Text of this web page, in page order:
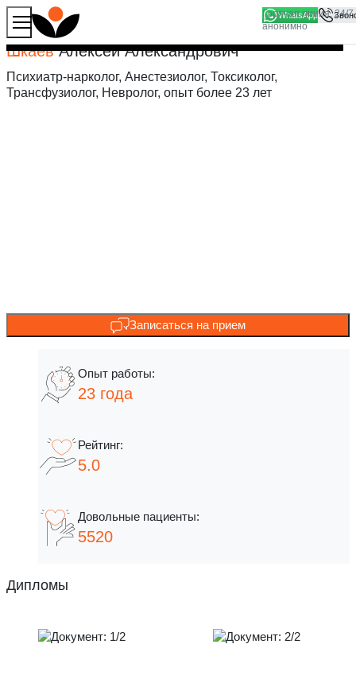
WhatsApp
ШкаевАлексей Александрович
Психиатр-нарколог, Анестезиолог, Токсиколог,
Трансфузиолог, Невролог, опыт более 23 лет
Записаться на прием
23 года
5.0
5520
Продолжая работу с сайтом, вы соглашаетесь на то, что
мы используем файлы
Хорошо